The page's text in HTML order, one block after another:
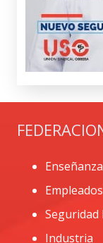
Enseñanza
Seguridad
Industria